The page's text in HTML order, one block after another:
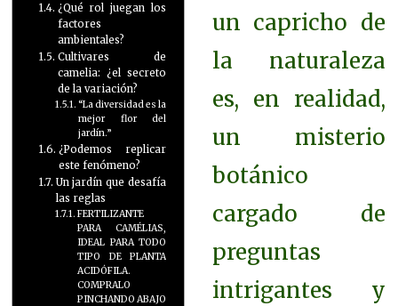
¿Qué rol juegan los
factores
ambientales?
Cultivares de
camelia: ¿el secreto
de la variación?
“La diversidad es la
mejor flor del
jardín.”
¿Podemos replicar
este fenómeno?
Un jardín que desafía
las reglas
FERTILIZANTE
PARA CAMÉLIAS,
IDEAL PARA TODO
TIPO DE PLANTA
ACIDÓFILA.
COMPRALO
PINCHANDO ABAJO
un capricho de
la naturaleza
es, en realidad,
un misterio
botánico
cargado de
preguntas
intrigantes y